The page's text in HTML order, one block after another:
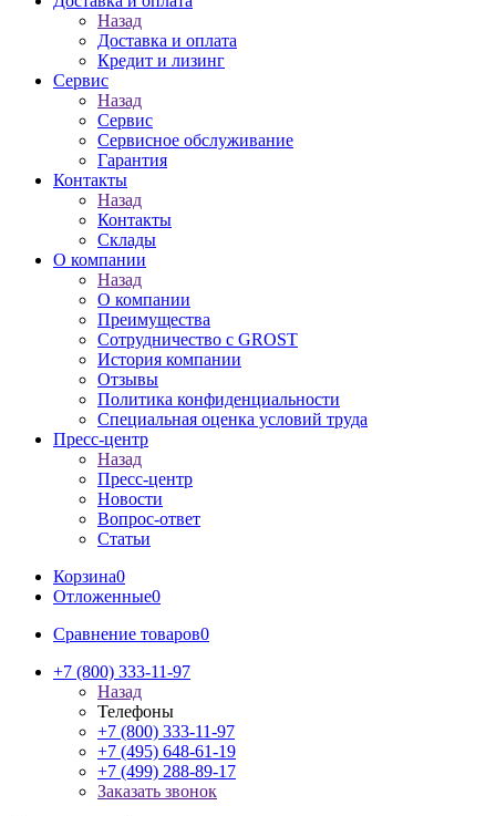
Назад
Доставка и оплата
Кредит и лизинг
Сервис
Назад
Сервис
Сервисное обслуживание
Гарантия
Контакты
Назад
Контакты
Склады
О компании
Назад
О компании
Преимущества
Сотрудничество с GROST
История компании
Отзывы
Политика конфиденциальности
Специальная оценка условий труда
Пресс-центр
Назад
Пресс-центр
Новости
Вопрос-ответ
Статьи
Корзина0
Отложенные0
Сравнение товаров0
+7 (800) 333-11-97
Назад
Телефоны
+7 (800) 333-11-97
+7 (495) 648-61-19
+7 (499) 288-89-17
Заказать звонок